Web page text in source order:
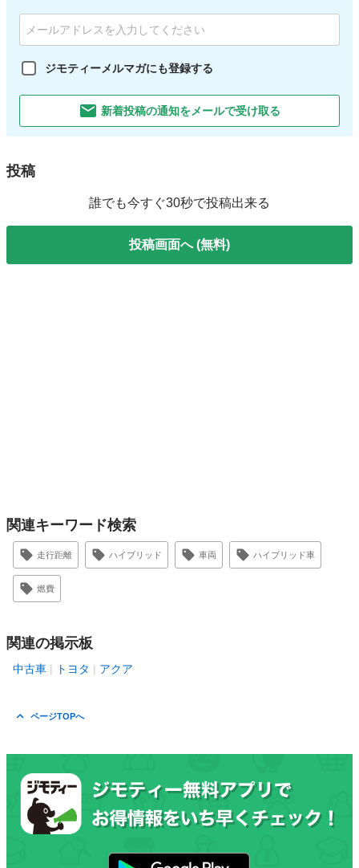
ジモティーメルマガにも登録する
新着投稿の通知をメールで受け取る
投稿
誰でも今すぐ30秒で投稿出来る
投稿画面へ (無料)
関連キーワード検索
走行距離 ハイブリッド 車両 ハイブリッド車
燃費
関連の掲示板
中古車 トヨタ アクア
ページTOPへ